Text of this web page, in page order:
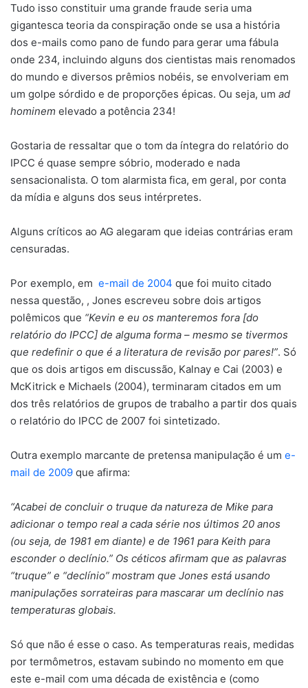
Tudo isso constituir uma grande fraude seria uma
gigantesca teoria da conspiração onde se usa a história
dos e-mails como pano de fundo para gerar uma fábula
onde 234, incluindo alguns dos cientistas mais renomados
do mundo e diversos prêmios nobéis, se envolveriam em
um golpe sórdido e de proporções épicas. Ou seja, um ad
hominem elevado a potência 234!
Gostaria de ressaltar que o tom da íntegra do relatório do
IPCC é quase sempre sóbrio, moderado e nada
sensacionalista. O tom alarmista fica, em geral, por conta
da mídia e alguns dos seus intérpretes.
Alguns críticos ao AG alegaram que ideias contrárias eram
censuradas.
Por exemplo, em e-mail de 2004 que foi muito citado
nessa questão, , Jones escreveu sobre dois artigos
polêmicos que “Kevin e eu os manteremos fora [do
relatório do IPCC] de alguma forma – mesmo se tivermos
que redefinir o que é a literatura de revisão por pares!”. Só
que os dois artigos em discussão, Kalnay e Cai (2003) e
McKitrick e Michaels (2004), terminaram citados em um
dos três relatórios de grupos de trabalho a partir dos quais
o relatório do IPCC de 2007 foi sintetizado.
Outra exemplo marcante de pretensa manipulação é um e-
mail de 2009 que afirma:
“Acabei de concluir o truque da natureza de Mike para
adicionar o tempo real a cada série nos últimos 20 anos
(ou seja, de 1981 em diante) e de 1961 para Keith para
esconder o declínio.” Os céticos afirmam que as palavras
“truque” e “declínio” mostram que Jones está usando
manipulações sorrateiras para mascarar um declínio nas
temperaturas globais.
Só que não é esse o caso. As temperaturas reais, medidas
por termômetros, estavam subindo no momento em que
este e-mail com uma década de existência e (como